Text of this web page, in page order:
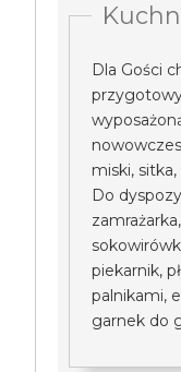
Dla Gości
miski,
Do
piekarnik,
palnikami,
garnek do